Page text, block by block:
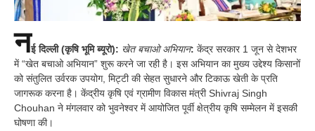
नई दिल्ली (कृषि भूमि ब्यूरो): खेत बचाओ अभियान: केंद्र सरकार 1 जून से देशभर
में “खेत बचाओ अभियान” शुरू करने जा रही है। इस अभियान का मुख्य उद्देश्य किसानों
को संतुलित उर्वरक उपयोग, मिट्टी की सेहत सुधारने और टिकाऊ खेती के प्रति
जागरूक करना है। केंद्रीय कृषि एवं ग्रामीण विकास मंत्री Shivraj Singh
Chouhan ने मंगलवार को भुवनेश्वर में आयोजित पूर्वी क्षेत्रीय कृषि सम्मेलन में इसकी
घोषणा की।